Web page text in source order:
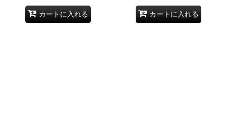
カートに入れる カートに入れる